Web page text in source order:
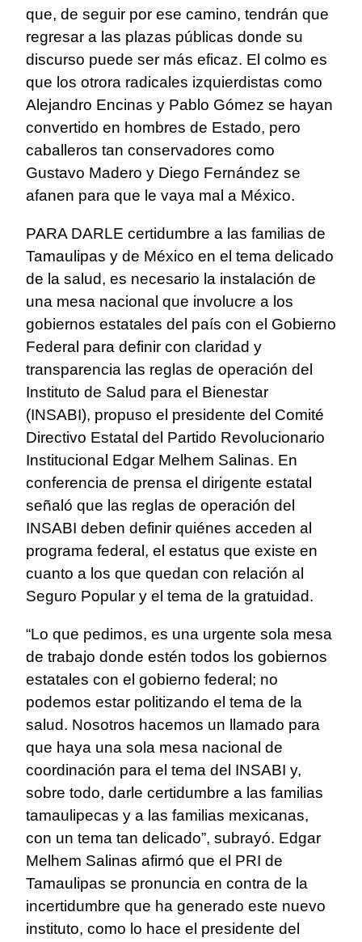
que, de seguir por ese camino, tendrán que
regresar a las plazas públicas donde su
discurso puede ser más eficaz. El colmo es
que los otrora radicales izquierdistas como
Alejandro Encinas y Pablo Gómez se hayan
convertido en hombres de Estado, pero
caballeros tan conservadores como
Gustavo Madero y Diego Fernández se
afanen para que le vaya mal a México.
PARA DARLE certidumbre a las familias de
Tamaulipas y de México en el tema delicado
de la salud, es necesario la instalación de
una mesa nacional que involucre a los
gobiernos estatales del país con el Gobierno
Federal para definir con claridad y
transparencia las reglas de operación del
Instituto de Salud para el Bienestar
(INSABI), propuso el presidente del Comité
Directivo Estatal del Partido Revolucionario
Institucional Edgar Melhem Salinas. En
conferencia de prensa el dirigente estatal
señaló que las reglas de operación del
INSABI deben definir quiénes acceden al
programa federal, el estatus que existe en
cuanto a los que quedan con relación al
Seguro Popular y el tema de la gratuidad.
“Lo que pedimos, es una urgente sola mesa
de trabajo donde estén todos los gobiernos
estatales con el gobierno federal; no
podemos estar politizando el tema de la
salud. Nosotros hacemos un llamado para
que haya una sola mesa nacional de
coordinación para el tema del INSABI y,
sobre todo, darle certidumbre a las familias
tamaulipecas y a las familias mexicanas,
con un tema tan delicado”, subrayó. Edgar
Melhem Salinas afirmó que el PRI de
Tamaulipas se pronuncia en contra de la
incertidumbre que ha generado este nuevo
instituto, como lo hace el presidente del